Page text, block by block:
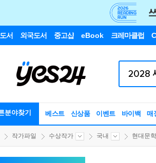
서 외국도서 중고샵 eBook 크레마클럽
분야찾기 베스트 신상품 이벤트 바이백 매
작가파일 수상작가 국내 현대문